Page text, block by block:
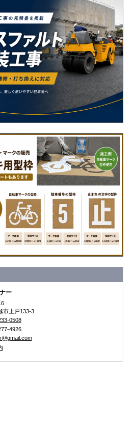
ー
市上戸133-3
0508
4926